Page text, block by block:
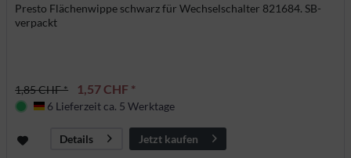
Presto Flächenwippe schwarz für Wechselschalter 821684. SB-
verpackt
1,85 CHF * 1,57 CHF *
Deutschland
6 Lieferzeit ca. 5 Werktage
Details Jetzt kaufen